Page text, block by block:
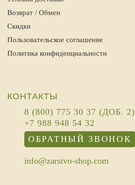
Возврат / Обмен
Скидки
Пользовательское соглашение
Политика конфиденциальности
КОНТАКТЫ
8 (800) 775 30 37 (ДОБ. 2)
+7 988 948 54 32
ОБРАТНЫЙ ЗВОНОК
info@zarstvo-shop.com